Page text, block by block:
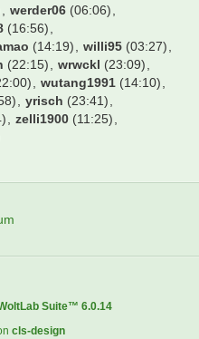
werder06 (06:06)
(16:56)
(14:19) willi95 (03:27)
(22:15) wrwckl (23:09)
wutang1991 (14:10)
yrisch (23:41)
zelli1900 (11:25)
Suite™ 6.0.14
cls-design